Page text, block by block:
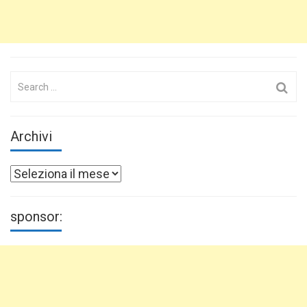
Search
Archivi
Archivi
sponsor: